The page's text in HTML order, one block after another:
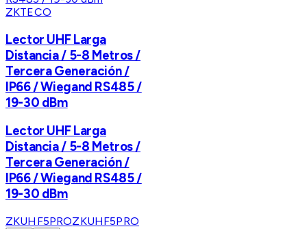
ZKTECO
Lector UHF Larga
Distancia / 5-8 Metros /
Tercera Generación /
IP66 / Wiegand RS485 /
19-30 dBm
Lector UHF Larga
Distancia / 5-8 Metros /
Tercera Generación /
IP66 / Wiegand RS485 /
19-30 dBm
ZKUHF5PROZKUHF5PRO